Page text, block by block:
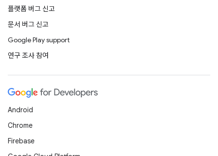
플랫폼 버그 신고
문서 버그 신고
Google Play support
연구 조사 참여
Android
Chrome
Firebase